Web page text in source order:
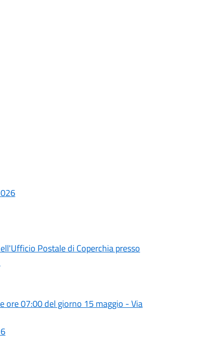
Postale di Coperchia presso
ore 07:00 del giorno 15 maggio - Via